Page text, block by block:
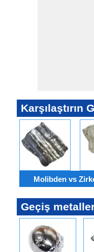
Karşılaştırın
Molibden vs
Geçiş